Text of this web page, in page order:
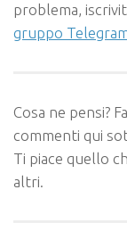
problema,
gruppo
Cosa ne pensi?
commenti qui
Ti piace quello
altri.